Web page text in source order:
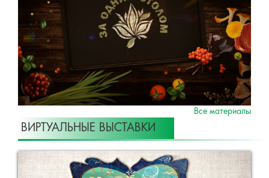
Все материалы
ВИРТУАЛЬНЫЕ ВЫСТАВКИ